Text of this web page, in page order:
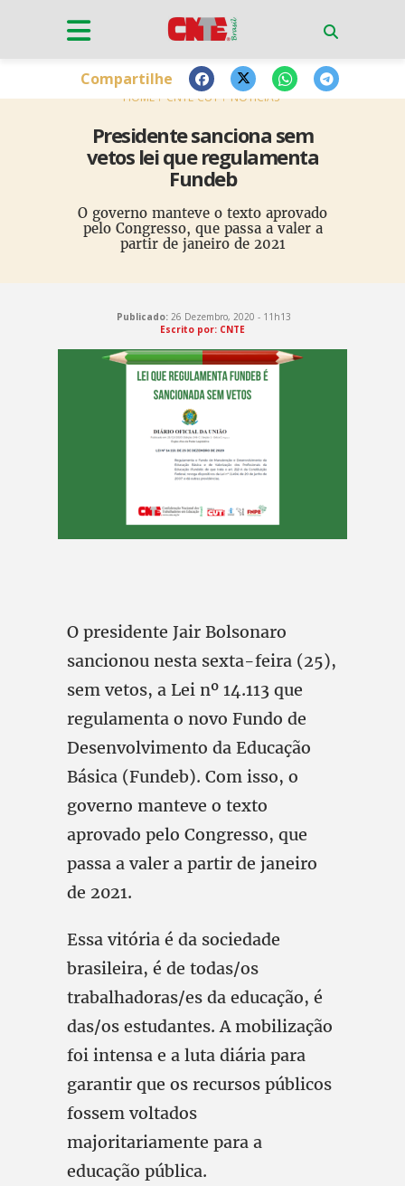
HOME CNTE-CUT NOTÍCIAS
Presidente sanciona sem
vetos lei que regulamenta
Fundeb
O governo manteve o texto aprovado
pelo Congresso, que passa a valer a
partir de janeiro de 2021
Compartilhe
Publicado: 26 Dezembro, 2020 - 11h13
Escrito por: CNTE
O presidente Jair Bolsonaro
sancionou nesta sexta-feira (25),
sem vetos, a Lei nº 14.113 que
regulamenta o novo Fundo de
Desenvolvimento da Educação
Básica (Fundeb). Com isso, o
governo manteve o texto
aprovado pelo Congresso, que
passa a valer a partir de janeiro
de 2021.
Essa vitória é da sociedade
brasileira, é de todas/os
trabalhadoras/es da educação, é
das/os estudantes. A mobilização
foi intensa e a luta diária para
garantir que os recursos públicos
fossem voltados
majoritariamente para a
educação pública.